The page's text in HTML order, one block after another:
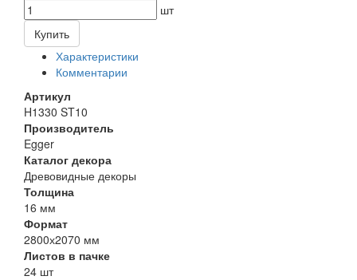
шт
Купить
Характеристики
Комментарии
Артикул
H1330 ST10
Производитель
Egger
Каталог декора
Древовидные декоры
Толщина
16 мм
Формат
2800х2070 мм
Листов в пачке
24 шт